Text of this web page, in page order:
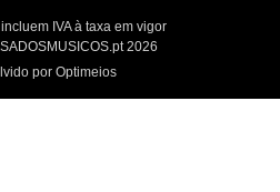
IVA à taxa em vigor
2026
por Optimeios